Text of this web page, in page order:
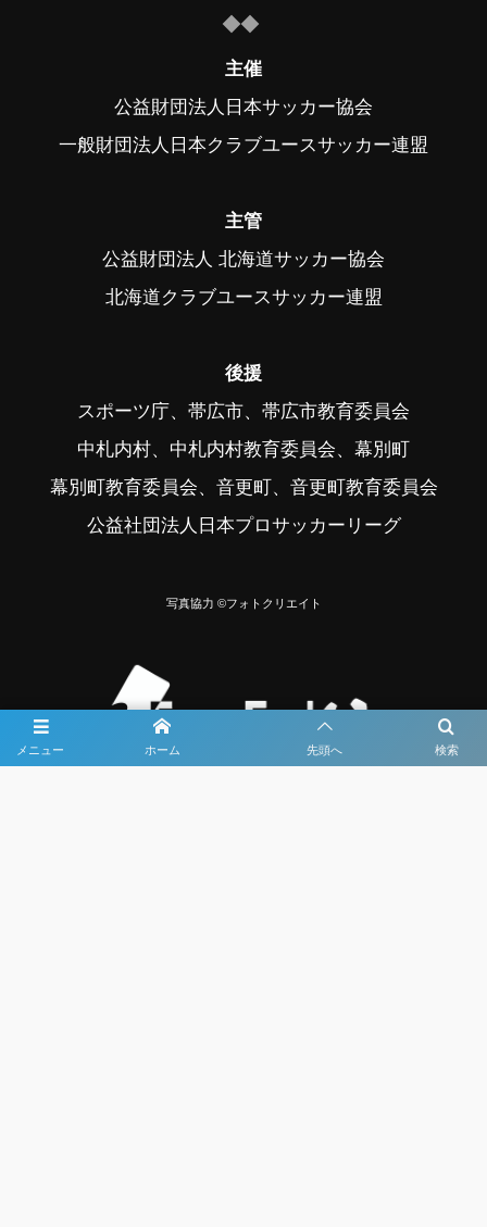
メニュー 検索
ホーム 先頭へ
主催
公益財団法人日本サッカー協会
一般財団法人日本クラブユースサッカー連盟
主管
公益財団法人 北海道サッカー協会
北海道クラブユースサッカー連盟
後援
スポーツ庁、帯広市、帯広市教育委員会
中札内村、中札内村教育委員会、幕別町
幕別町教育委員会、音更町、音更町教育委員会
公益社団法人日本プロサッカーリーグ
写真協力 ©フォトクリエイト